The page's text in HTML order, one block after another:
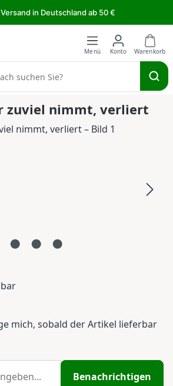
in Deutschland ab 50 €
zuviel nimmt, verliert
mich, sobald der Artikel lieferbar
Benachrichtigen